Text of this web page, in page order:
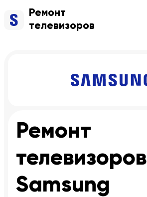
Ремонт
телевизоров
Ремонт
телевизоров
Samsung